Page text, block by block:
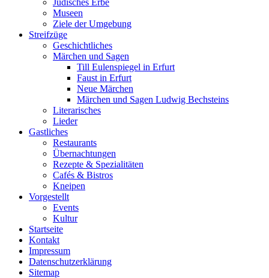
Museen
Ziele der Umgebung
Streifzüge
Geschichtliches
Märchen und Sagen
Till Eulenspiegel in Erfurt
Faust in Erfurt
Neue Märchen
Märchen und Sagen Ludwig Bechsteins
Literarisches
Lieder
Gastliches
Restaurants
Übernachtungen
Rezepte & Spezialitäten
Cafés & Bistros
Kneipen
Vorgestellt
Events
Kultur
Startseite
Kontakt
Impressum
Datenschutz­erklärung
Sitemap